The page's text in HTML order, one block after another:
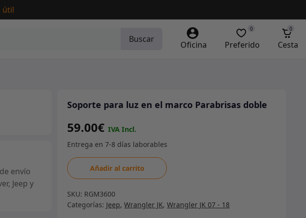
útil
Buscar
Oficina Preferido
0
Cesta
0
envío
Jeep y
Soporte para luz en el marco Parabrisas doble
59.00€
Soporte
para
en
Añadir al carrito
SKU: RGM3600
Categorías: Jeep,Wrangler JK,Wrangler JK 07 - 18